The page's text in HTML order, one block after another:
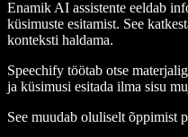
Enamik AI assistente eeldab
küsimuste esitamist. See
konteksti haldama.
Speechify töötab otse
ja küsimusi esitada ilma sisu
See muudab oluliselt õppimist